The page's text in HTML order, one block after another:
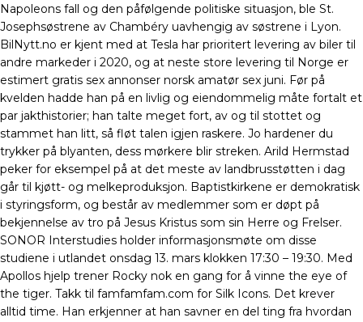
Napoleons fall og den påfølgende politiske situasjon, ble St.
Josephsøstrene av Chambéry uavhengig av søstrene i Lyon.
BilNytt.no er kjent med at Tesla har prioritert levering av biler til
andre markeder i 2020, og at neste store levering til Norge er
estimert gratis sex annonser norsk amatør sex juni. Før på
kvelden hadde han på en livlig og eiendommelig måte fortalt et
par jakthistorier; han talte meget fort, av og til stottet og
stammet han litt, så fløt talen igjen raskere. Jo hardener du
trykker på blyanten, dess mørkere blir streken. Arild Hermstad
peker for eksempel på at det meste av landbrusstøtten i dag
går til kjøtt- og melkeproduksjon. Baptistkirkene er demokratisk
i styringsform, og består av medlemmer som er døpt på
bekjennelse av tro på Jesus Kristus som sin Herre og Frelser.
SONOR Interstudies holder informasjonsmøte om disse
studiene i utlandet onsdag 13. mars klokken 17:30 – 19:30. Med
Apollos hjelp trener Rocky nok en gang for å vinne the eye of
the tiger. Takk til famfamfam.com for Silk Icons. Det krever
alltid time. Han erkjenner at han savner en del ting fra hvordan